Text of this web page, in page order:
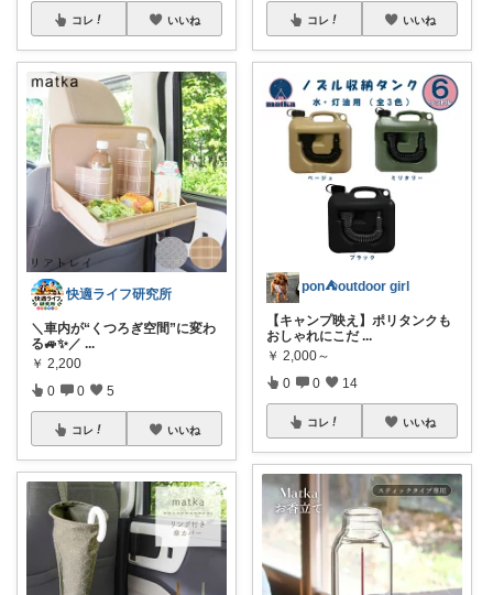
コレ いいね
快適ライフ研究所
＼車内が“くつろぎ空間”に変わ
る🚙✨／ ...
￥ 2,200
0 0 5
コレ いいね
コレ いいね
pon⛺️outdoor girl
【キャンプ映え】ポリタンクも
おしゃれにこだ ...
￥ 2,000～
0 0 14
コレ いいね